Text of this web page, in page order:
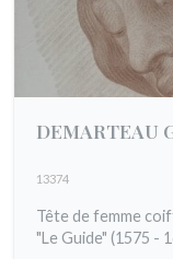
DEMARTEAU
13374
Tête de femme
"Le Guide" (1575 -